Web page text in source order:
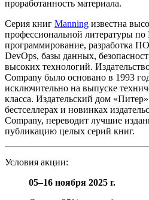
проработанность материала.
Серия книг Manning известна
профессиональной литературы
программирование, разработка
DevOps, базы данных,
высоких технологий.
Company было основано в 1993
исключительно на выпуске
класса. Издательский дом
бестселлерах и новинках
Company, переводит лучшие
публикацию целых серий книг.
Условия акции:
05–16 ноября 2025 г.